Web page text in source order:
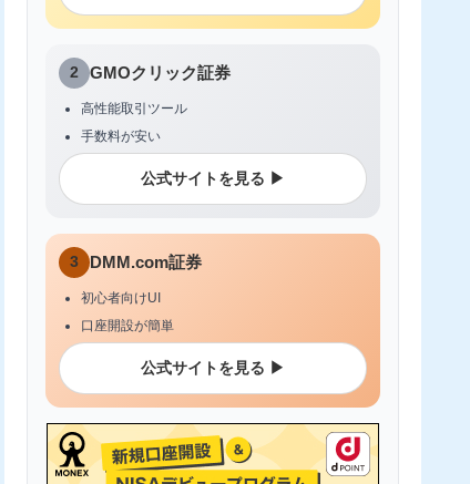
2 GMOクリック証券
高性能取引ツール
手数料が安い
公式サイトを見る ▶
3 DMM.com証券
初心者向けUI
口座開設が簡単
公式サイトを見る ▶